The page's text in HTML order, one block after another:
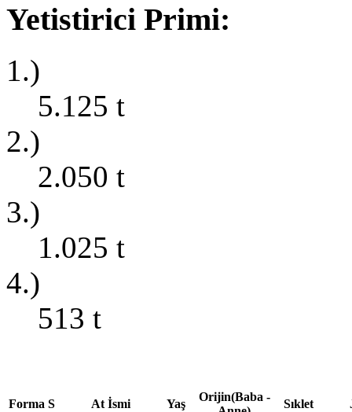
Yetistirici Primi:
1.)
5.125 t
2.)
2.050 t
3.)
1.025 t
4.)
513 t
Forma S At İsmi Yaş
Orijin(Baba -
Sıklet